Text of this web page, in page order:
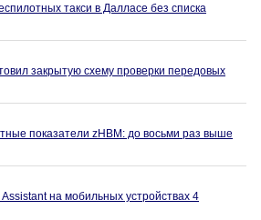
такси в Далласе без списка
закрытую схему проверки передовых
показатели zHBM: до восьми раз выше
на мобильных устройствах 4